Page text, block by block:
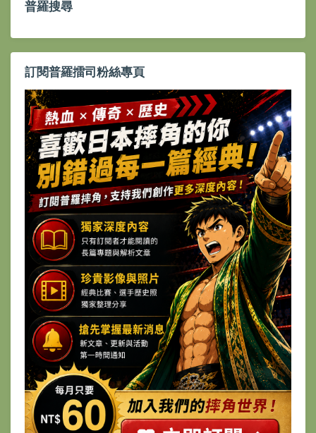
普羅搜尋
訂閱普羅擂司粉絲專頁